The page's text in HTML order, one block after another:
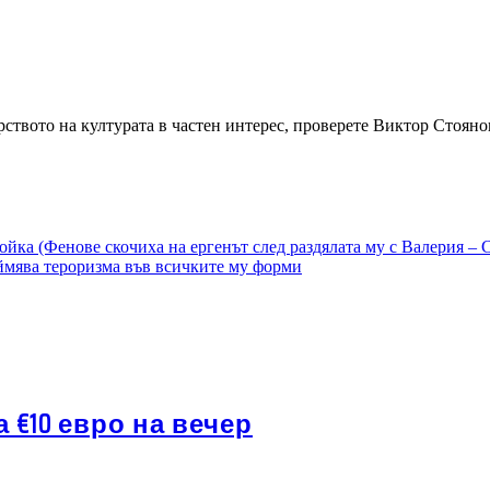
на културата в частен интерес, проверете Виктор
(Фенове скочиха на ергенът след раздялата му с Валерия –
тероризма във всичките му форми
евро на вечер